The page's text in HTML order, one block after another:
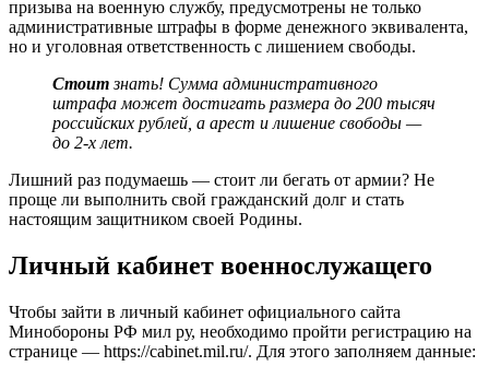
призыва на военную службу, предусмотрены не только
административные штрафы в форме денежного эквивалента,
но и уголовная ответственность с лишением свободы.
Стоитзнать! Сумма административного
штрафа может достигать размера до 200 тысяч
российских рублей, а арест и лишение свободы —
до 2-х лет.
Лишний раз подумаешь — стоит ли бегать от армии? Не
проще ли выполнить свой гражданский долг и стать
настоящим защитником своей Родины.
Личный кабинет военнослужащего
Чтобы зайти в личный кабинет официального сайта
Минобороны РФ мил ру, необходимо пройти регистрацию на
странице — https://cabinet.mil.ru/. Для этого заполняем данные: